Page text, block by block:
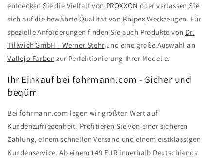
entdecken Sie die Vielfalt von PROXXON oder verlassen Sie
sich auf die bewährte Qualität von Knipex Werkzeugen. Für
spezielle Anforderungen finden Sie auch Produkte von Dr.
Tillwich GmbH - Werner Stehr und eine große Auswahl an
Vallejo Farben zur Perfektionierung Ihrer Modelle.
Ihr Einkauf bei fohrmann.com - Sicher und
beqüm
Bei fohrmann.com legen wir größten Wert auf
Kundenzufriedenheit. Profitieren Sie von einer sicheren
Zahlung, einem schnellen Versand und einem erstklassigen
Kundenservice. Ab einem 149 EUR innerhalb Deutschlands